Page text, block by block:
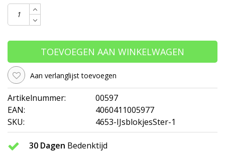
TOEVOEGEN AAN WINKELWAGEN
Aan verlanglijst toevoegen
Artikelnummer:
00597
EAN:
4060411005977
SKU:
4653-IJsblokjesSter-1
30 Dagen Bedenktijd